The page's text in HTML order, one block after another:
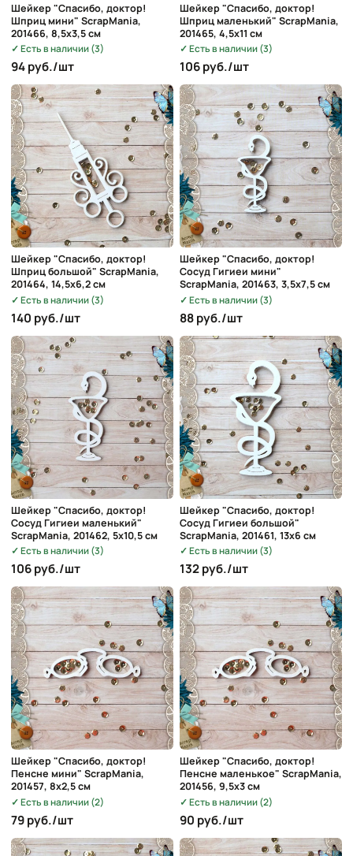
Шейкер "Спасибо, доктор!
Шприц мини" ScrapMania,
201466, 8,5х3,5 см
Есть в наличии (3)
94 руб./шт
Шейкер "Спасибо, доктор!
Шприц маленький" ScrapMania,
201465, 4,5х11 см
Есть в наличии (3)
106 руб./шт
Шейкер "Спасибо, доктор!
Шприц большой" ScrapMania,
201464, 14,5х6,2 см
Есть в наличии (3)
140 руб./шт
Шейкер "Спасибо, доктор!
Сосуд Гигиеи мини"
ScrapMania, 201463, 3,5х7,5 см
Есть в наличии (3)
88 руб./шт
Шейкер "Спасибо, доктор!
Сосуд Гигиеи маленький"
ScrapMania, 201462, 5х10,5 см
Есть в наличии (3)
106 руб./шт
Шейкер "Спасибо, доктор!
Сосуд Гигиеи большой"
ScrapMania, 201461, 13х6 см
Есть в наличии (3)
132 руб./шт
Шейкер "Спасибо, доктор!
Пенсне мини" ScrapMania,
201457, 8х2,5 см
Есть в наличии (2)
79 руб./шт
Шейкер "Спасибо, доктор!
Пенсне маленькое" ScrapMania,
201456, 9,5х3 см
Есть в наличии (2)
90 руб./шт